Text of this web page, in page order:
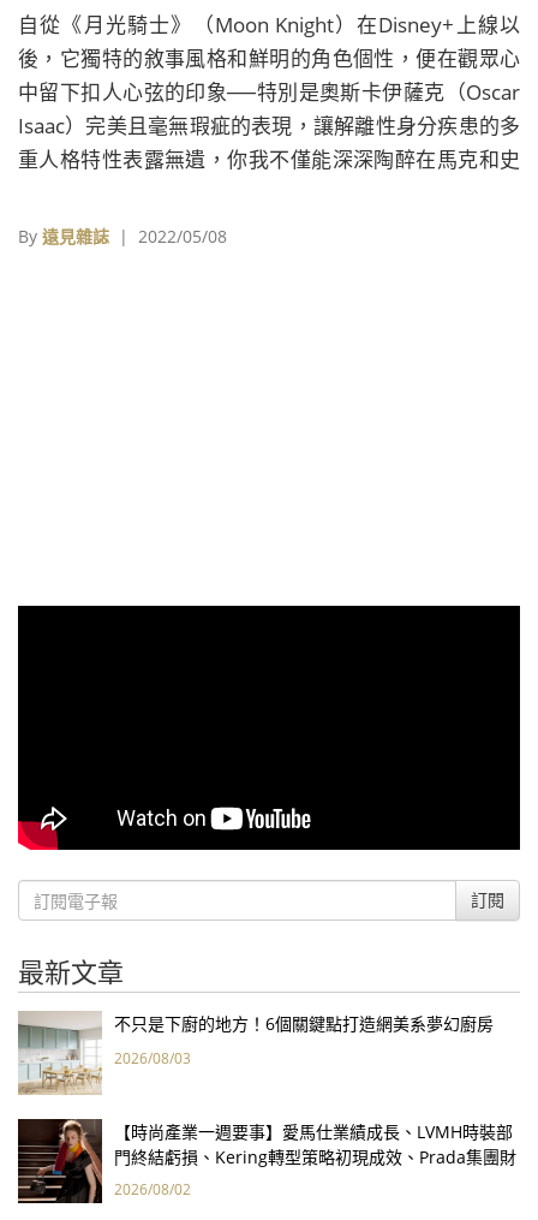
自從《月光騎士》（Moon Knight）在Disney+上線以
後，它獨特的敘事風格和鮮明的角色個性，便在觀眾心
中留下扣人心弦的印象──特別是奧斯卡伊薩克（Oscar
Isaac）完美且毫無瑕疵的表現，讓解離性身分疾患的多
重人格特性表露無遺，你我不僅能深深陶醉在馬克和史
發澎湃的視覺饗宴。
By 遠見雜誌 | 2022/05/08
訂閱
最新文章
不只是下廚的地方！6個關鍵點打造網美系夢幻廚房
2026/08/03
【時尚產業一週要事】愛馬仕業績成長、LVMH時裝部
門終結虧損、Kering轉型策略初現成效、Prada集團財
報亮眼
2026/08/02